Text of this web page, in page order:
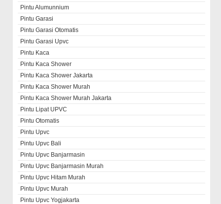
Pintu Alumunnium
Pintu Garasi
Pintu Garasi Otomatis
Pintu Garasi Upvc
Pintu Kaca
Pintu Kaca Shower
Pintu Kaca Shower Jakarta
Pintu Kaca Shower Murah
Pintu Kaca Shower Murah Jakarta
Pintu Lipat UPVC
Pintu Otomatis
Pintu Upvc
Pintu Upvc Bali
Pintu Upvc Banjarmasin
Pintu Upvc Banjarmasin Murah
Pintu Upvc Hitam Murah
Pintu Upvc Murah
Pintu Upvc Yogjakarta